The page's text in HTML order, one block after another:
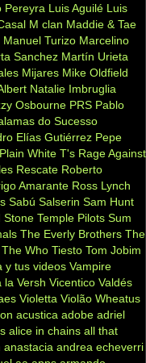
Pereyra Luis Aguilé Luis
M clan Maddie & Tae
Manuel Turizo Marcelino
Sanchez Martín Urieta
Mijares Mike Oldfield
Natalie Imbruglia
Osbourne PRS Pablo
do Sucesso
Elías Gutiérrez Pepe
Plain White T's Rage Against
Rescate Roberto
Amarante Ross Lynch
Sabú Salserin Sam Hunt
Stone Temple Pilots Sum
The Everly Brothers The
The Who Tiesto Tom Jobim
y tus videos Vampire
la Versh Vicentico Valdés
Violetta Violão Wheatus
acustica adobe adriel
alice in chains all that
anastacia andrea echeverri